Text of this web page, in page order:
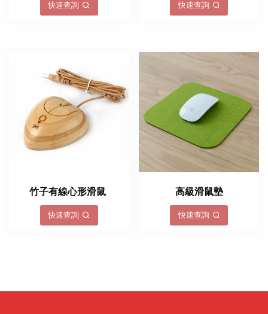
快速查詢 快速查詢
竹子有線心形滑鼠
快速查詢
高級滑鼠墊
快速查詢